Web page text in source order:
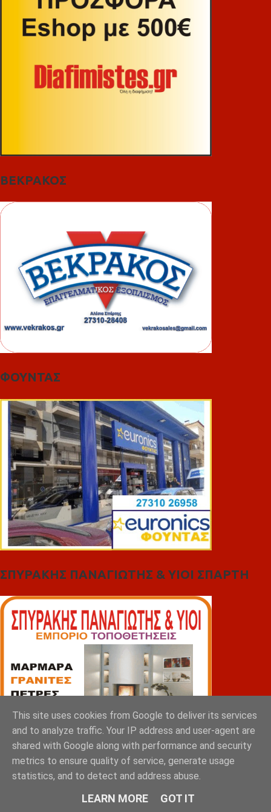
ΒΕΚΡΑΚΟΣ
ΦΟΥΝΤΑΣ
ΣΠΥΡΑΚΗΣ ΠΑΝΑΓΙΩΤΗΣ & YIOI ΣΠΑΡΤΗ
This site uses cookies from Google to deliver its services
and to analyze traffic. Your IP address and user-agent are
shared with Google along with performance and security
metrics to ensure quality of service, generate usage
statistics, and to detect and address abuse.
LEARN MORE GOT IT